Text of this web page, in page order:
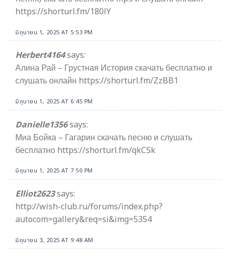
https://shorturl.fm/180lY
มิถุนายน 1, 2025 AT 5:53 PM
Herbert4164says:
Алина Рай – Грустная История скачать бесплатно и
слушать онлайн https://shorturl.fm/ZzBB1
มิถุนายน 1, 2025 AT 6:45 PM
Danielle1356says:
Миа Бойка – Гагарин скачать песню и слушать
бесплатно https://shorturl.fm/qkCSk
มิถุนายน 1, 2025 AT 7:50 PM
Elliot2623says:
http://wish-club.ru/forums/index.php?
autocom=gallery&req=si&img=5354
มิถุนายน 3, 2025 AT 9:48 AM